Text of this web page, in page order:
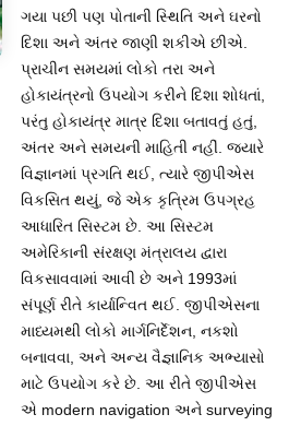
ગયા પછી પણ પોતાની સ્થિતિ અને ઘરનો
દિશા અને અંતર જાણી શકીએ છીએ.
પ્રાચીન સમયમાં લોકો તરા અને
હોકાયંત્રનો ઉપયોગ કરીને દિશા શોધતાં,
પરંતુ હોકાયંત્ર માત્ર દિશા બતાવતું હતું,
અંતર અને સમયની માહિતી નહીં. જ્યારે
વિજ્ઞાનમાં પ્રગતિ થઈ, ત્યારે જીપીએસ
વિકસિત થયું, જે એક કૃત્રિમ ઉપગ્રહ
આધારિત સિસ્ટમ છે. આ સિસ્ટમ
અમેરિકાની સંરક્ષણ મંત્રાલય દ્વારા
વિકસાવવામાં આવી છે અને 1993માં
સંપૂર્ણ રીતે કાર્યાન્વિત થઈ. જીપીએસના
માધ્યમથી લોકો માર્ગનિર્દેશન, નકશો
બનાવવા, અને અન્ય વૈજ્ઞાનિક અભ્યાસો
માટે ઉપયોગ કરે છે. આ રીતે જીપીએસ
એ modern navigation અને surveying